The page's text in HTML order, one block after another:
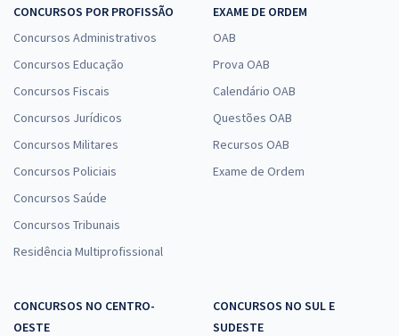
CONCURSOS POR PROFISSÃO
Concursos Administrativos
Concursos Educação
Concursos Fiscais
Concursos Jurídicos
Concursos Militares
Concursos Policiais
Concursos Saúde
Concursos Tribunais
Residência Multiprofissional
EXAME DE ORDEM
OAB
Prova OAB
Calendário OAB
Questões OAB
Recursos OAB
Exame de Ordem
CONCURSOS NO CENTRO-
OESTE
CONCURSOS NO SUL E
SUDESTE